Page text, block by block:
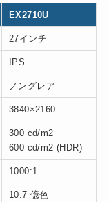
EX2710U
27インチ
IPS
ノングレア
3840×2160
300 cd/m2
600 cd/m2 (HDR)
1000:1
10.7 億色